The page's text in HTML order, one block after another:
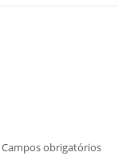
Campos obrigatórios